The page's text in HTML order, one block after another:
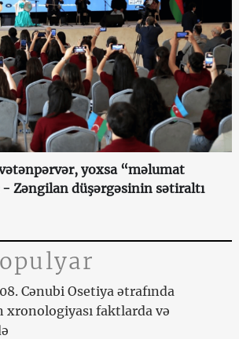
yoxsa “məlumat
- Zəngilan düşərgəsinin sətiraltı
Cənubi Osetiya ətrafında
faktlarda və